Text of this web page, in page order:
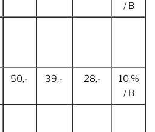
/ B
50,- 39,- 28,-
10 %
/ B